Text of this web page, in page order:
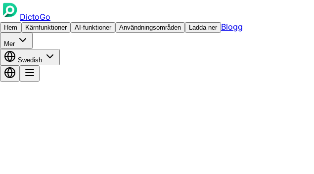
DictoGo
Hem Kärnfunktioner AI-funktioner Användningsområden Ladda ner Blogg
Mer
Swedish